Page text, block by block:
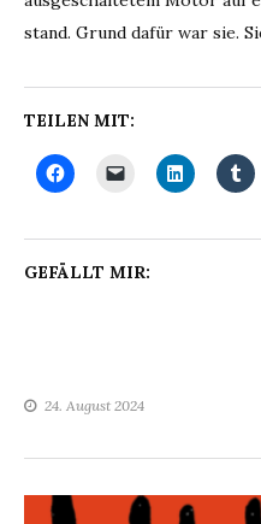
stand. Grund dafür war sie.
TEILEN MIT:
GEFÄLLT MIR:
24. August 2024